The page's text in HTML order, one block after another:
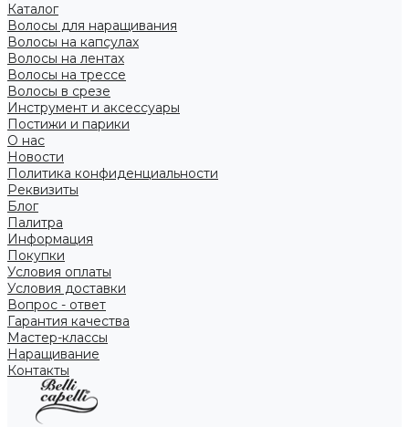
Каталог
Волосы для наращивания
Волосы на капсулах
Волосы на лентах
Волосы на трессе
Волосы в срезе
Инструмент и аксессуары
Постижи и парики
О нас
Новости
Политика конфиденциальности
Реквизиты
Блог
Палитра
Информация
Покупки
Условия оплаты
Условия доставки
Вопрос - ответ
Гарантия качества
Мастер-классы
Наращивание
Контакты